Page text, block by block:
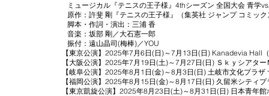
ミュージカル『テニスの王子様』4thシーズン 全国大会 青学
原作：許斐 剛『テニスの王子様』（集英社 ジャンプ コミック
脚本・作詞・演出：三浦 香
音楽：坂部 剛／大石憲一郎
振付：遠山晶司(梅棒)／YOU
【東京公演】2025年7月6日(日)～7月13日(日) Kanadevia Hall
【大阪公演】2025年7月19日(土)～7月27日(日) Ｓｋｙシアター
【岐阜公演】2025年8月1日(金)～8月3日(日) 土岐市文化プラザ
【福岡公演】2025年8月15日(金)～8月17日(日) 久留米シティ
【東京凱旋公演】2025年8月23日(土)～8月31日(日) 日本青年館